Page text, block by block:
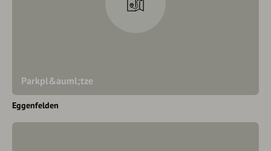
Parkpl&auml;tze
Eggenfelden